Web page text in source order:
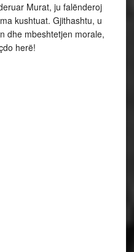
Murat, ju falënderoj
kushtuat. Gjithashtu, u
dhe mbeshtetjen morale,
herë!